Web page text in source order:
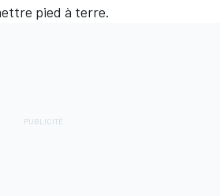
pied à terre.